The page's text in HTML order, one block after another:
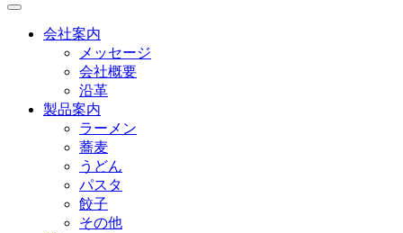
会社案内
メッセージ
会社概要
沿革
製品案内
ラーメン
蕎麦
うどん
パスタ
餃子
その他